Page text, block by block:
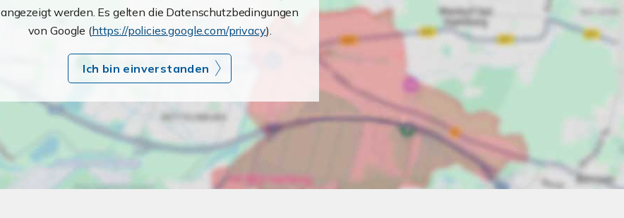
angezeigt werden. Es gelten die Datenschutzbedingungen
von Google (https://policies.google.com/privacy).
Ich bin einverstanden